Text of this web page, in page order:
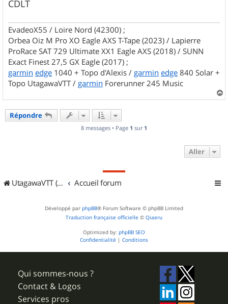
CDLT
EvadeoX55 / Loire Nord (42300) ;
Orbea Oiz M Pro XO Eagle AXS T-Tape (2023) / Lapierre
ProRace SAT 729 Ultimate XX1 Eagle AXS (2018) / SUNN
Exact Finest 27,5 GX Eagle (2017) ;
garmin edge 1040 + Topo d'Alexis / garmin edge 840 Solar +
Topo UtagawaVTT / garmin Forerunner 245 Music
a
Répondre
8 messages • Page 1 sur 1
Aller
UtagawaVTT (Randos VTT et VTTAE avec traces GPS) Accueil forum
Développé par phpBB® Forum Software © phpBB Limited
Traduction française officielle © Qiaeru
Optimized by: phpBB SEO
Confidentialité | Conditions
Qui sommes-nous ?
Contact & Logos
Services pros